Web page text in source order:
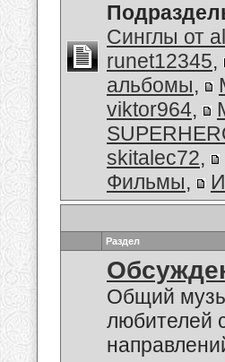
Синглы от
runet12345,
альбомы,
viktor964,
skitalec72,
Фильмы,
Раздел
Общий
любителей